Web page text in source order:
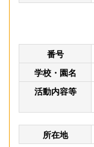
番号
学校・園名
活動内容等
所在地